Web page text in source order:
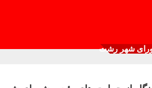
شهر رشت